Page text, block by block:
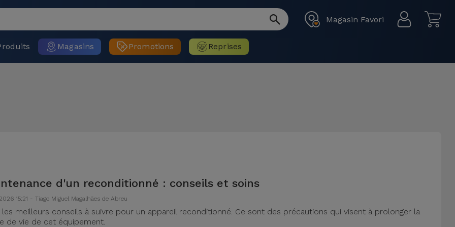
Magasin Favori
Magasins Promotions Reprises
d'un reconditionné : conseils et soins
15:21 - Tiago Miguel Magalhães de Abreu
les meilleurs conseils à suivre pour un appareil reconditionné. Ce sont des précautions qui visent à prolonger la
de vie de cet équipement.